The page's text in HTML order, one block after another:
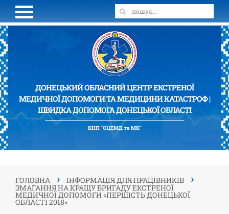
ДОНЕЦЬКИЙ ОБЛАСНИЙ ЦЕНТР ЕКСТРЕНОЇ
МЕДИЧНОЇ ДОПОМОГИ ТА МЕДИЦИНИ КАТАСТРОФ |
ШВИДКА ДОПОМОГА ДОНЕЦЬКОЇ ОБЛАСТІ
КНП "ОЦЕМД та МК"
ГОЛОВНА › ІНФОРМАЦІЯ ДЛЯ ПРАЦІВНИКІВ ›
ЗМАГАННЯ НА КРАЩУ БРИГАДУ ЕКСТРЕНОЇ
МЕДИЧНОЇ ДОПОМОГИ «ПЕРШІСТЬ ДОНЕЦЬКОЇ
ОБЛАСТІ 2018»